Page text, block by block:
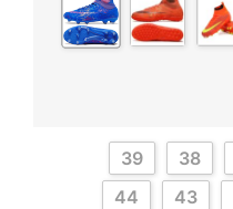
38
39
43
44